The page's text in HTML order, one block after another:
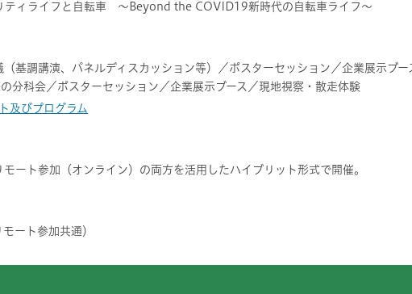
ティライフと自転車 ～Beyond the COVID19新時代の自転車ライフ～
基調講演、パネルディスカッション等）／ポスターセッション／企業展示ブ
会／ポスターセッション／企業展示ブース／現地視察・散走体験
及びプログラム
ート参加（オンライン）の両方を活用したハイブリット形式で開催。
ート参加共通）